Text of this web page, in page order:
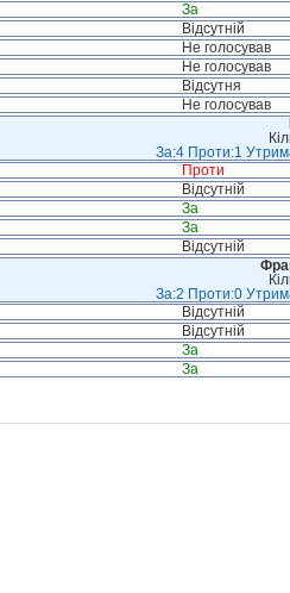
За
Відсутній
Не голосував
Не голосував
Відсутня
Не голосував
За:4 Проти:1
Проти
Відсутній
За
За
Відсутній
За:2 Проти:0
Відсутній
Відсутній
За
За